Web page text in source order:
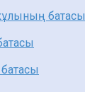
батасы